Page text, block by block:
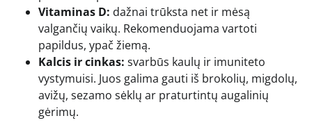
Vitaminas D: dažnai trūksta net ir mėsą
valgančių vaikų. Rekomenduojama vartoti
papildus, ypač žiemą.
Kalcis ir cinkas: svarbūs kaulų ir imuniteto
vystymuisi. Juos galima gauti iš brokolių, migdolų,
avižų, sezamo sėklų ar praturtintų augalinių
gėrimų.